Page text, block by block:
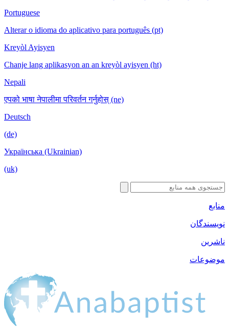
Portuguese
Alterar o idioma do aplicativo para português (pt)
Kreyòl Ayisyen
Chanje lang aplikasyon an an kreyòl ayisyen (ht)
Nepali
एपको भाषा नेपालीमा परिवर्तन गर्नुहोस् (ne)
Deutsch
(de)
Українська (Ukrainian)
(uk)
منابع
نویسندگان
ناشرین
موضوعات